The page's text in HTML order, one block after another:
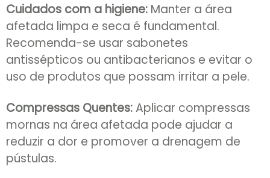
Cuidados com a higiene: Manter a área
afetada limpa e seca é fundamental.
Recomenda-se usar sabonetes
antissépticos ou antibacterianos e evitar o
uso de produtos que possam irritar a pele.
Compressas Quentes:Aplicar compressas
mornas na área afetada pode ajudar a
reduzir a dor e promover a drenagem de
pústulas.